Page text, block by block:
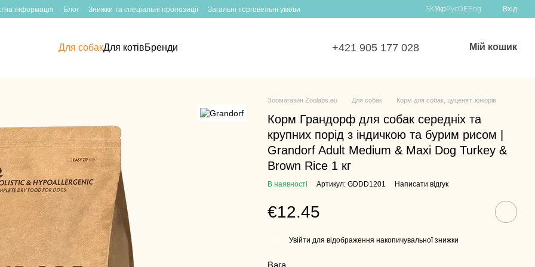
інформація Блог Знижки та спеціальні пропозиції Загальні торговельні умови SKУкр РусDEEng Вхід
Для собакДля котівБренди +421 905 177 028 Мій кошик
Зоомагазин Zoolabs.eu Для собак Корм для собак, цуценят, юніорів
Корм Грандорф для собак середніх та
крупних порід з індичкою та бурим рисом |
Grandorf Adult Medium & Maxi Dog Turkey &
Brown Rice 1 кг
В наявності Артикул: GDDD1201 Написати відгук
€12.45
Увійти для відображення накопичувальної знижки
Вага